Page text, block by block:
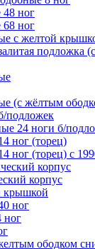
48 ног
68 ног
с желтой
подложка
(с жёлтым
подложек
24 ноги б/
ног (торец)
ног (торец) с
корпус
корпус
крышкой
ног
ног
ободком